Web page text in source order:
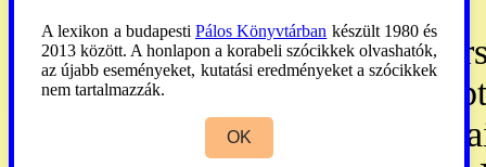
PereanderLőrinc zárai
lemondott, ~t a zárai
1289. I. 1-1290. V. 14:
A lexikon a budapesti Pálos Könyvtárban készült 1980 és
2013 között. A honlapon a korabeli szócikkek olvashatók,
az újabb eseményeket, kutatási eredményeket a szócikkek
nem tartalmazzák.
OK